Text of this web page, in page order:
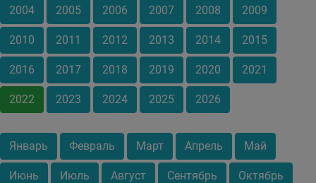
2004 2005 2006 2007 2008 2009
2010 2011 2012 2013 2014 2015
2016 2017 2018 2019 2020 2021
2022 2023 2024 2025 2026
Январь Февраль Март Апрель Май
Июнь Июль Август Сентябрь Октябрь